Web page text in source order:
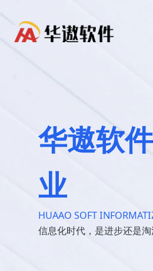
华遨软
业
HUAAO SOFT
信息化时代，是进步还是